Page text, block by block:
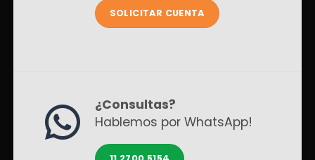
SOLICITAR CUENTA
¿Consultas?
Hablemos por WhatsApp!